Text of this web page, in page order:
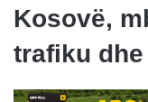
Kosovë,
trafiku